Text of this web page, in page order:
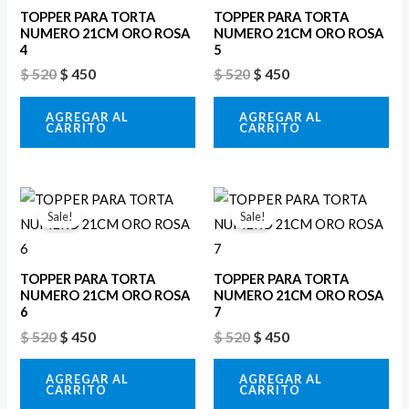
TOPPER PARA TORTA
NUMERO 21CM ORO ROSA
4
$520$ 450
AGREGAR AL
CARRITO
TOPPER PARA TORTA
NUMERO 21CM ORO ROSA
5
$520 $ 450
AGREGAR AL
CARRITO
Sale!
TOPPER PARA TORTA
NUMERO 21CM ORO ROSA
6
$520
El
precio
original
$ 450
El
actual
AGREGAR AL
CARRITO
Sale!
TOPPER PARA TORTA
NUMERO 21CM ORO ROSA
7
$520
El
precio
original
$ 450
El
actual
AGREGAR AL
CARRITO